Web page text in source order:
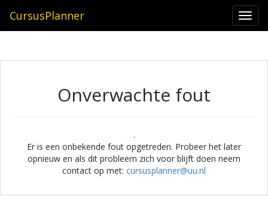
CursusPlanner
Onverwachte fout
.
Er is een onbekende fout opgetreden. Probeer het later
opnieuw en als dit probleem zich voor blijft doen neem
contact op met: cursusplanner@uu.nl